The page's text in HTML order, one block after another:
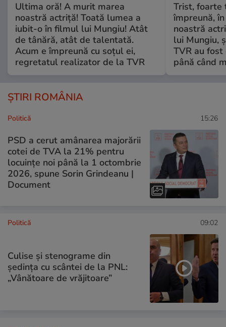
Ultima oră! A murit marea
noastră actriță! Toată lumea a
iubit-o în filmul lui Mungiu! Atât
de tânără, atât de talentată.
Acum e împreună cu soțul ei,
regretatul realizator de la TVR
Trist, foarte
împreună,
noastră
lui Mungiu,
TVR au
până când
ȘTIRI ROMÂNIA
Politică 15:26
PSD a cerut amânarea majorării
cotei de TVA la 21% pentru
locuințe noi până la 1 octombrie
2026, spune Sorin Grindeanu |
Document
Politică 09:02
Culise și stenograme din
ședința cu scântei de la PNL:
„Vânătoare de vrăjitoare”